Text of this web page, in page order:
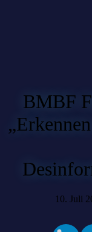
BMBF
10. Juli